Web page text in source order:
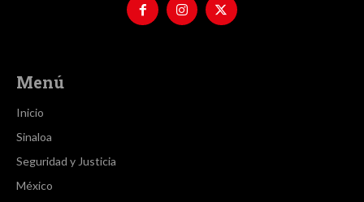
Menú
Inicio
Sinaloa
Seguridad y Justicia
México